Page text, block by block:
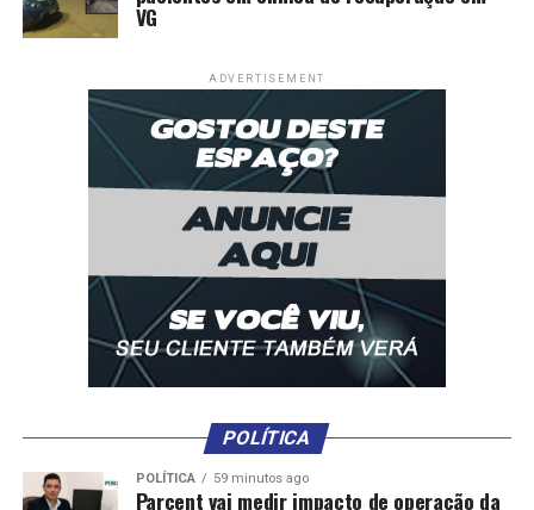
VG
ADVERTISEMENT
POLÍTICA
POLÍTICA 59 minutos ago
Parcent vai medir impacto de operação da